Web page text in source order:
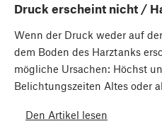
Druck erscheint nicht /
Wenn der Druck weder auf
dem Boden des Harztanks
mögliche Ursachen: Höchst
Belichtungszeiten Altes oder
Den Artikel lesen